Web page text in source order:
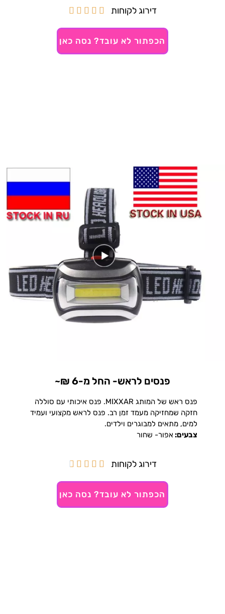
דירוג לקוחות 




הכפתור לא עובד? נסה כאן
פנסים לראש- החל מ-6 ₪~
פנס ראש של המותג MIXXAR. פנס איכותי עם סוללה
חזקה שמחזיקה מעמד זמן רב. פנס לראש מקצועי ועמיד
למים, מתאים למבוגרים וילדים.
צבעים: אפור- שחור
דירוג לקוחות 




הכפתור לא עובד? נסה כאן